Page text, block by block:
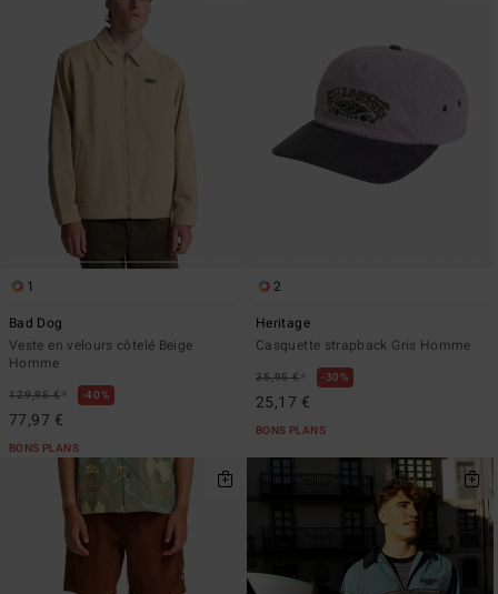
1
Bad Dog
Veste en velours côtelé Beige
Homme
129,95 €* 40%
77,97 €
BONS PLANS
2
Heritage
Casquette strapback Gris Homme
35,95 €* 30%
25,17 €
BONS PLANS